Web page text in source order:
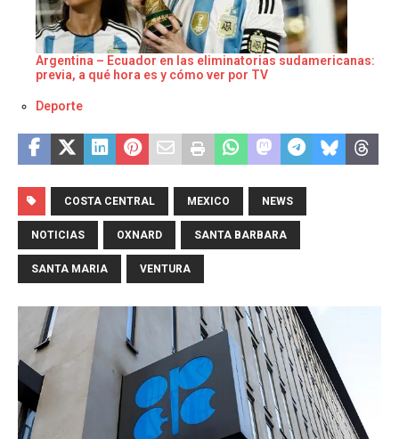
Argentina – Ecuador en las eliminatorias sudamericanas:
previa, a qué hora es y cómo ver por TV
Respecto a
Deporte
COSTA CENTRAL MEXICO NEWS
NOTICIAS OXNARD SANTA BARBARA
SANTA MARIA VENTURA